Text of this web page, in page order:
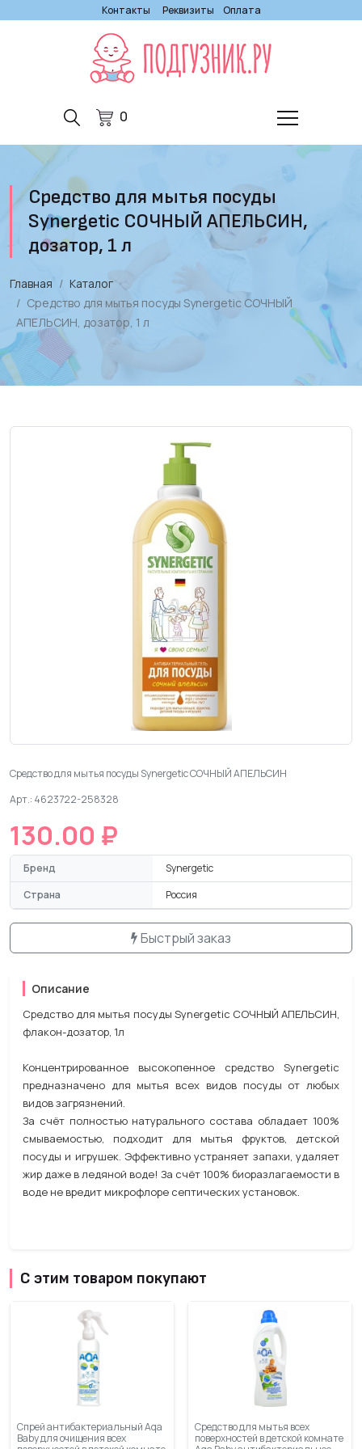
Контакты Реквизиты Оплата
0
Средство для мытья посуды
Synergetic СОЧНЫЙ АПЕЛЬСИН,
дозатор, 1 л
Главная
Каталог
Средство для мытья посуды Synergetic СОЧНЫЙ
АПЕЛЬСИН, дозатор, 1 л
Средство для мытья посуды Synergetic СОЧНЫЙ АПЕЛЬСИН
Арт.: 4623722-258328
130.00 ₽
Бренд
Synergetic
Страна
Россия
Быстрый заказ
Описание
Средство для мытья посуды Synergetic СОЧНЫЙ АПЕЛЬСИН,
флакон-дозатор, 1л
Концентрированное высокопенное средство Synergetic
предназначено для мытья всех видов посуды от любых
видов загрязнений.
За счёт полностью натурального состава обладает 100%
смываемостью, подходит для мытья фруктов, детской
посуды и игрушек. Эффективно устраняет запахи, удаляет
жир даже в ледяной воде! За счёт 100% биоразлагаемости в
воде не вредит микрофлоре септических установок.
С этим товаром покупают
Спрей антибактериальный Aqa
Baby для очищения всех
Средство для мытья всех
поверхностей в детской комнате